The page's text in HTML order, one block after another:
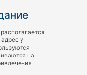
адрес у
на